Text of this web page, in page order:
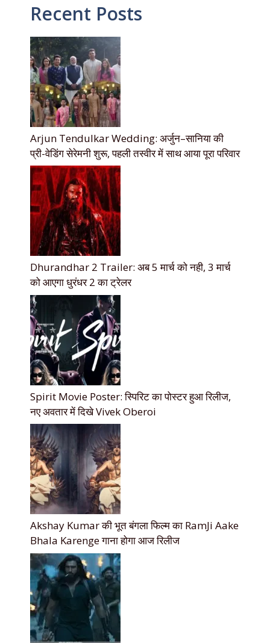
Recent Posts
Arjun Tendulkar Wedding: अर्जुन–सानिया की
प्री-वेडिंग सेरेमनी शुरू, पहली तस्वीर में साथ आया पूरा परिवार
Dhurandhar 2 Trailer: अब 5 मार्च को नही, 3 मार्च
को आएगा धुरंधर 2 का ट्रेलर
Spirit Movie Poster: स्पिरिट का पोस्टर हुआ रिलीज,
नए अवतार में दिखे Vivek Oberoi
Akshay Kumar की भूत बंगला फिल्म का RamJi Aake
Bhala Karenge गाना होगा आज रिलीज